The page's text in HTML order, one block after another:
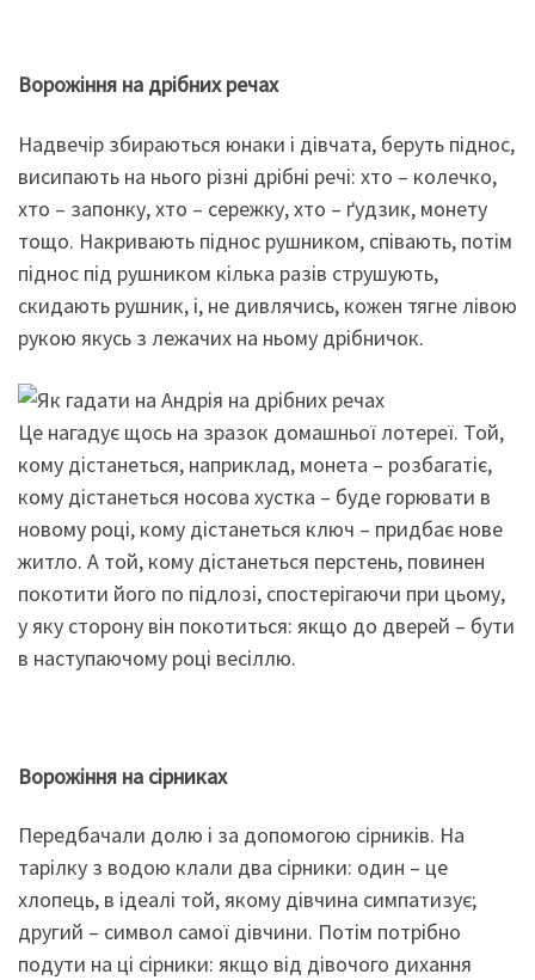
Ворожіння на дрібних речах
Надвечір збираються юнаки і дівчата, беруть піднос,
висипають на нього різні дрібні речі: хто – колечко,
хто – запонку, хто – сережку, хто – ґудзик, монету
тощо. Накривають піднос рушником, співають, потім
піднос під рушником кілька разів струшують,
скидають рушник, і, не дивлячись, кожен тягне лівою
рукою якусь з лежачих на ньому дрібничок.
Це нагадує щось на зразок домашньої лотереї. Той,
кому дістанеться, наприклад, монета – розбагатіє,
кому дістанеться носова хустка – буде горювати в
новому році, кому дістанеться ключ – придбає нове
житло. А той, кому дістанеться перстень, повинен
покотити його по підлозі, спостерігаючи при цьому,
у яку сторону він покотиться: якщо до дверей – бути
в наступаючому році весіллю.
Ворожіння на сірниках
Передбачали долю і за допомогою сірників. На
тарілку з водою клали два сірники: один – це
хлопець, в ідеалі той, якому дівчина симпатизує;
другий – символ самої дівчини. Потім потрібно
подути на ці сірники: якщо від дівочого дихання